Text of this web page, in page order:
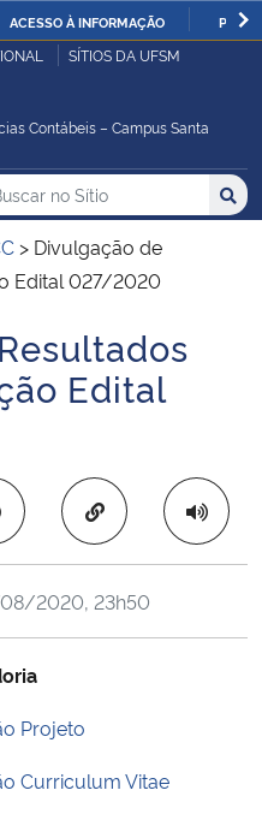
ACESSO À INFORMAÇÃO
SÍTIOS DA UFSM
Contábeis – Campus Santa
no no Sítio
> Divulgação de
Edital 027/2020
Edital
Copiar para área
2020, 23h50
Projeto
Curriculum Vitae